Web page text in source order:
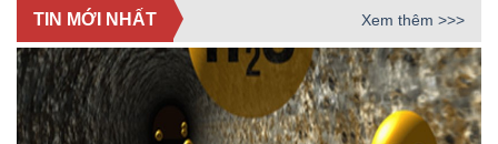
TIN MỚI NHẤT Xem thêm >>>